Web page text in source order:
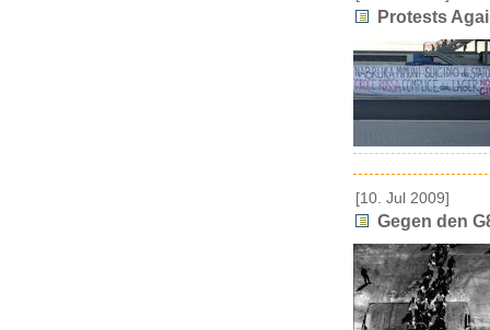
Protests
[10. Jul 2009]
Gegen den